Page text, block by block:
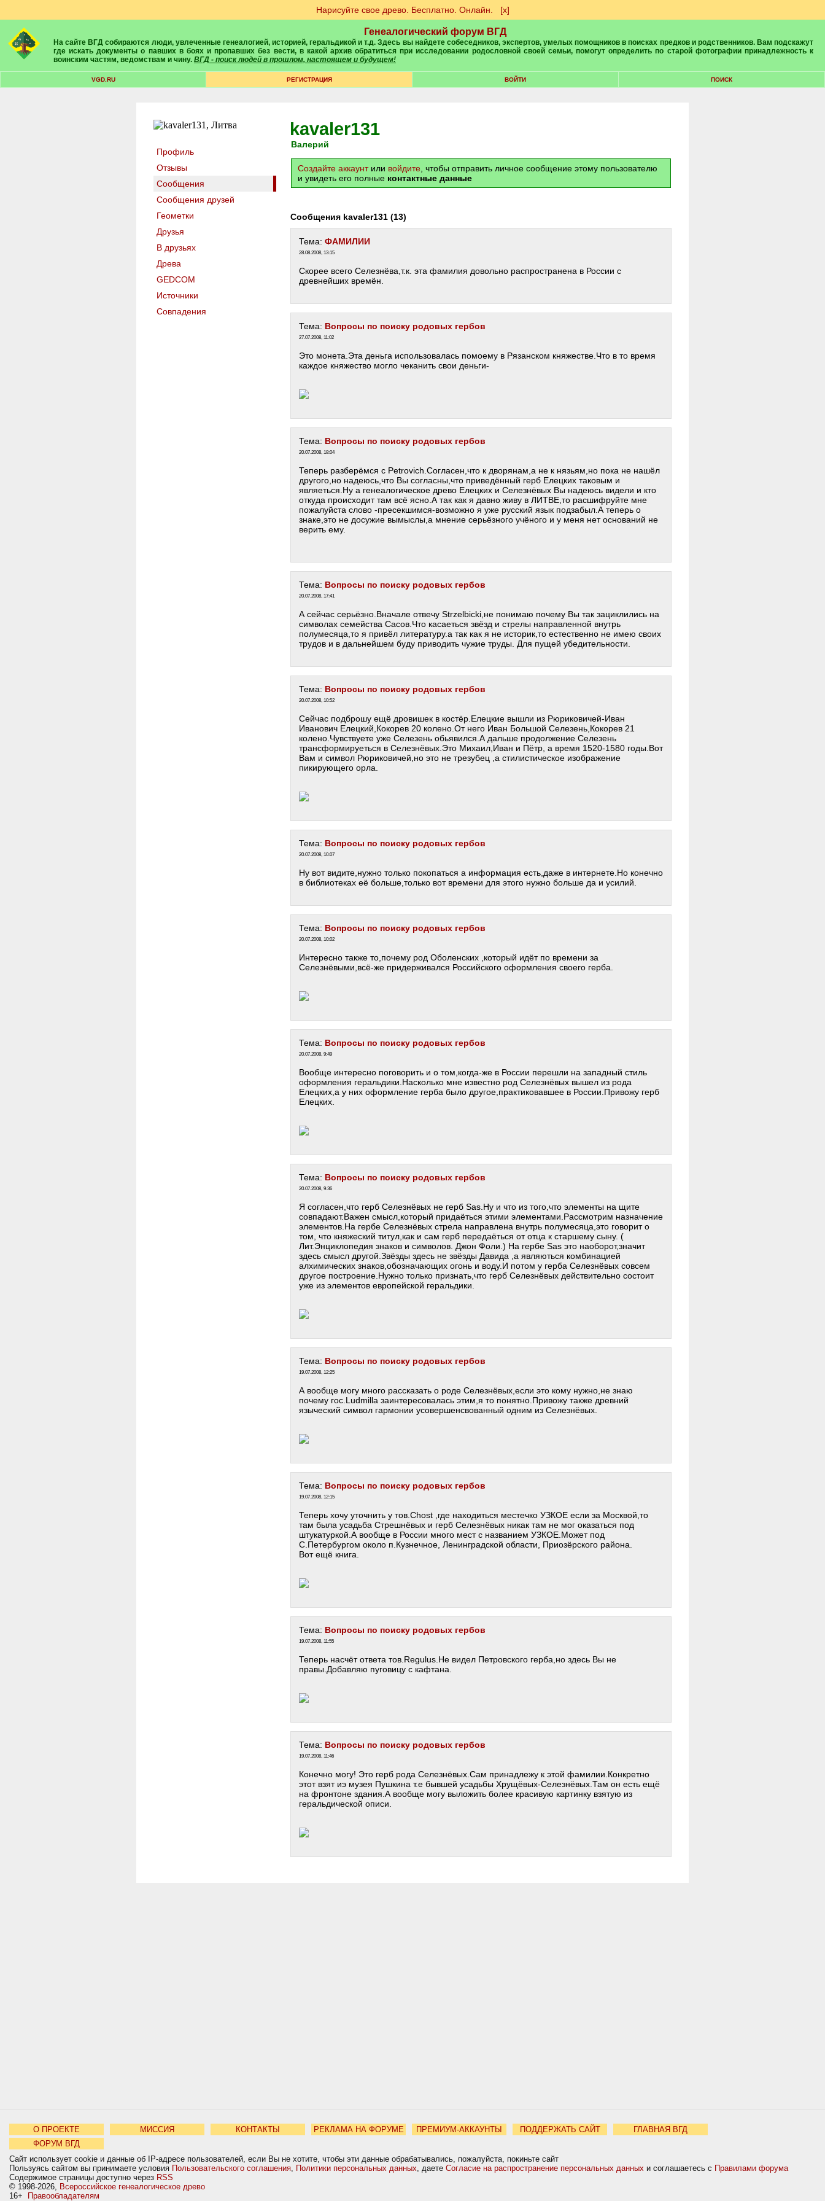
Нарисуйте свое древо. Бесплатно. Онлайн. [х]
Генеалогический форум ВГД
На сайте ВГД собираются люди, увлеченные генеалогией, историей, геральдикой и т.д. Здесь вы найдете собеседников, экспертов, умелых помощников в поисках предков и родственников. Вам подскажут
где искать документы о павших в боях и пропавших без вести, в какой архив обратиться при исследовании родословной своей семьи, помогут определить по старой фотографии принадлежность к
воинским частям, ведомствам и чину. ВГД - поиск людей в прошлом, настоящем и будущем!
VGD.RU РЕГИСТРАЦИЯ ВОЙТИ ПОИСК
Профиль
Отзывы
Сообщения
Сообщения друзей
Геометки
Друзья
В друзьях
Древа
GEDCOM
Источники
Совпадения
kavaler131
Валерий
Создайте аккаунтили войдите , чтобы отправить личное сообщение этому пользователю
и увидеть его полные контактные данные
Сообщения kavaler131 (13)
Тема: ФАМИЛИИ
28.08.2008, 13:15
Скорее всего Селезнёва,т.к. эта фамилия довольно распространена в России с
древнейших времён.
Тема: Вопросы по поиску родовых гербов
27.07.2008, 11:02
Это монета.Эта деньга использовалась помоему в Рязанском княжестве.Что в то время
каждое княжество могло чеканить свои деньги-
Тема: Вопросы по поиску родовых гербов
20.07.2008, 18:04
Теперь разберёмся с Petrovich.Согласен,что к дворянам,а не к нязьям,но пока не нашёл
другого,но надеюсь,что Вы согласны,что приведённый герб Елецких таковым и
являеться.Ну а генеалогическое древо Елецких и Селезнёвых Вы надеюсь видели и кто
откуда происходит там всё ясно.А так как я давно живу в ЛИТВЕ,то расшифруйте мне
пожалуйста слово -пресекшимся-возможно я уже русский язык подзабыл.А теперь о
знаке,это не досужие вымыслы,а мнение серьёзного учёного и у меня нет оснований не
верить ему.
Тема: Вопросы по поиску родовых гербов
20.07.2008, 17:41
А сейчас серьёзно.Вначале отвечу Strzelbicki,не понимаю почему Вы так зациклились на
символах семейства Сасов.Что касаеться звёзд и стрелы направленной внутрь
полумесяца,то я привёл литературу.а так как я не историк,то естественно не имею своих
трудов и в дальнейшем буду приводить чужие труды. Для пущей убедительности.
Тема: Вопросы по поиску родовых гербов
20.07.2008, 10:52
Сейчас подброшу ещё дровишек в костёр.Елецкие вышли из Рюриковичей-Иван
Иванович Елецкий,Кокорев 20 колено.От него Иван Большой Селезень,Кокорев 21
колено.Чувствуете уже Селезень обьявился.А дальше продолжение Селезень
трансформируеться в Селезнёвых.Это Михаил,Иван и Пётр, а время 1520-1580 годы.Вот
Вам и символ Рюриковичей,но это не трезубец ,а стилистическое изображение
пикирующего орла.
Тема: Вопросы по поиску родовых гербов
20.07.2008, 10:07
Ну вот видите,нужно только покопаться а информация есть,даже в интернете.Но конечно
в библиотеках её больше,только вот времени для этого нужно больше да и усилий.
Тема: Вопросы по поиску родовых гербов
20.07.2008, 10:02
Интересно также то,почему род Оболенских ,который идёт по времени за
Селезнёвыми,всё-же придерживался Российского оформления своего герба.
Тема: Вопросы по поиску родовых гербов
20.07.2008, 9:49
Вообще интересно поговорить и о том,когда-же в России перешли на западный стиль
оформления геральдики.Насколько мне известно род Селезнёвых вышел из рода
Елецких,а у них оформление герба было другое,практиковавшее в России.Привожу герб
Елецких.
Тема: Вопросы по поиску родовых гербов
20.07.2008, 9:36
Я согласен,что герб Селезнёвых не герб Sas.Ну и что из того,что элементы на щите
совпадают.Важен смысл,который придаёться этими элементами.Рассмотрим назначение
элементов.На гербе Селезнёвых стрела направлена внутрь полумесяца,это говорит о
том, что княжеский титул,как и сам герб передаёться от отца к старшему сыну. (
Лит.Энциклопедия знаков и символов. Джон Фоли.) На гербе Sas это наоборот,значит
здесь смысл другой.Звёзды здесь не звёзды Давида ,а являються комбинацией
алхимических знаков,обозначающих огонь и воду.И потом у герба Селезнёвых совсем
другое построение.Нужно только признать,что герб Селезнёвых действительно состоит
уже из элементов европейской геральдики.
Тема: Вопросы по поиску родовых гербов
19.07.2008, 12:25
А вообще могу много рассказать о роде Селезнёвых,если это кому нужно,не знаю
почему гос.Ludmilla заинтересовалась этим,я то понятно.Привожу также древний
языческий символ гармонии усовершенсвованный одним из Селезнёвых.
Тема: Вопросы по поиску родовых гербов
19.07.2008, 12:15
Теперь хочу уточнить у тов.Chost ,где находиться местечко УЗКОЕ если за Москвой,то
там была усадьба Стрешнёвых и герб Селезнёвых никак там не мог оказаться под
штукатуркой.А вообще в России много мест с названием УЗКОЕ.Может под
С.Петербургом около п.Кузнечное, Ленинградской области, Приозёрского района.
Вот ещё книга.
Тема: Вопросы по поиску родовых гербов
19.07.2008, 11:55
Теперь насчёт ответа тов.Regulus.Не видел Петровского герба,но здесь Вы не
правы.Добавляю пуговицу с кафтана.
Тема: Вопросы по поиску родовых гербов
19.07.2008, 11:46
Конечно могу! Это герб рода Селезнёвых.Сам принадлежу к этой фамилии.Конкретно
этот взят иэ музея Пушкина т.е бывшей усадьбы Хрущёвых-Селезнёвых.Там он есть ещё
на фронтоне здания.А вообще могу выложить более красивую картинку взятую из
геральдической описи.
О ПРОЕКТЕ МИССИЯ КОНТАКТЫ РЕКЛАМА НА ФОРУМЕ ПРЕМИУМ-АККАУНТЫ ПОДДЕРЖАТЬ САЙТ
ГЛАВНАЯ ВГД
ФОРУМ ВГД
Сайт использует cookie и данные об IP-адресе пользователей, если Вы не хотите, чтобы эти данные обрабатывались, пожалуйста, покиньте сайт
Пользуясь сайтом вы принимаете условия Пользовательского соглашения, Политики персональных данных, даете Согласие на распространение персональных данных и соглашаетесь с Правилами форума
Содержимое страницы доступно через RSS
© 1998-2026, Всероссийское генеалогическое древо
16+
Правообладателям